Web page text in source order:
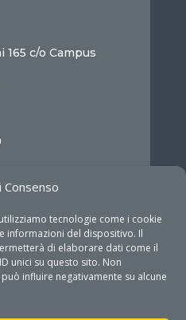
Consenso
tecnologie come i cookie
informazioni del dispositivo. Il
di elaborare dati come il
unici su questo sito. Non
influire negativamente su alcune
c/o Campus